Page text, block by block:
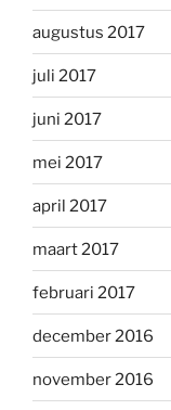
augustus 2017
juli 2017
juni 2017
mei 2017
april 2017
maart 2017
februari 2017
december 2016
november 2016